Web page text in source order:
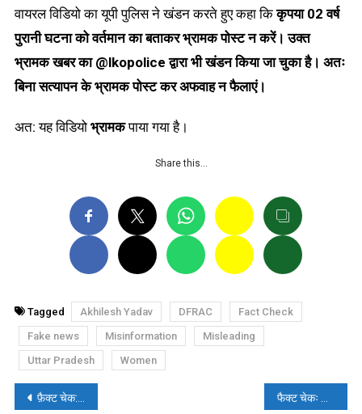
वायरल विडियो का यूपी पुलिस ने खंडन करते हुए कहा किकृपया 02 वर्ष
पुरानी घटना को वर्तमान का बताकर भ्रामक पोस्ट न करें। उक्त
भ्रामक खबरका @lkopolice द्वारा भी खंडन किया जा चुका है। अतः
बिना सत्यापन के भ्रामक पोस्ट कर अफवाह न फैलाएं।
अत: यह विडियो भ्रामकपाया गया है।
Share this…
Tagged Akhilesh Yadav DFRAC
Fact Check
Fake news
Misinformation
Misleading
Uttar Pradesh
Women
पोस्ट
फ़ैक्ट चेक: क्या गुजरात में लगे पाकिस्तान जिंदाबाद के नारे? वायरल वीडियो की जानिए सच्चाई फैक्ट चेकः धारा-370 हटने के बाद डरकर भजन गाने लगे फारूक अब्दुल्लाह?